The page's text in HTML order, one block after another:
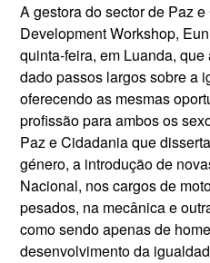
A gestora do sector de Paz
Development Workshop,
quinta-feira, em Luanda,
dado passos largos sobre a
oferecendo as mesmas
profissão para ambos os
Paz e Cidadania que
género, a introdução de
Nacional, nos cargos de
pesados, na mecânica e
como sendo apenas de
desenvolvimento da